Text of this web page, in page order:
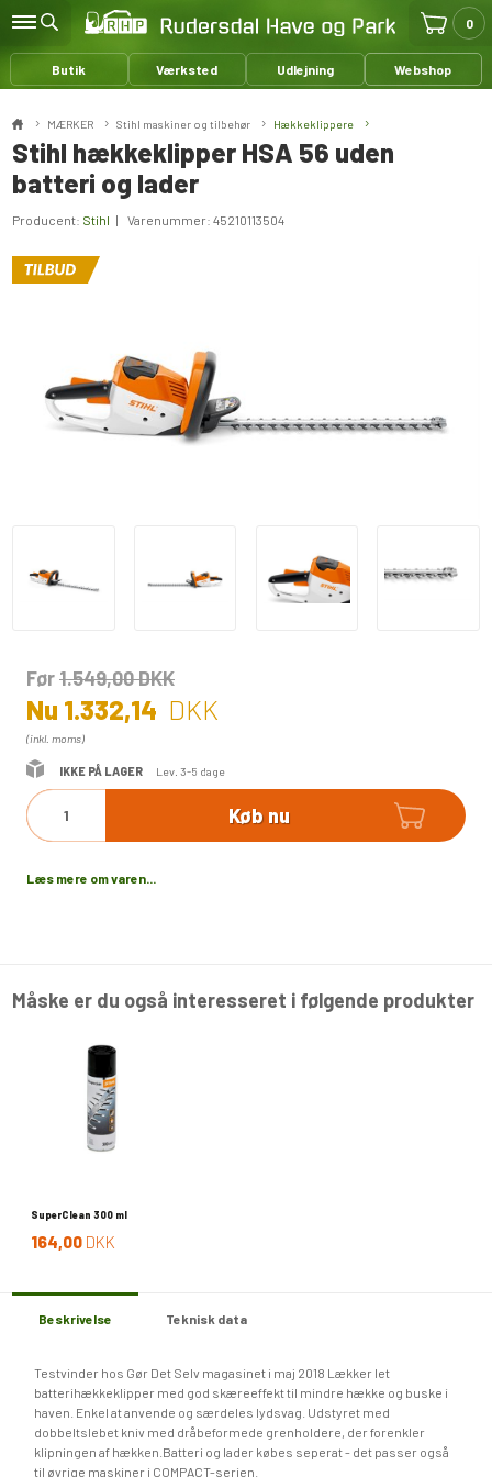
Butik Værksted Udlejning Webshop
0
MÆRKER Stihl maskiner og tilbehør Hækkeklippere
Stihl hækkeklipper HSA 56 uden
batteri og lader
Producent: Stihl | Varenummer:45210113504
Før1.549,00DKK
Nu 1.332,14 DKK
(inkl. moms)
IKKE PÅ LAGER Lev. 3-5 dage
Køb nu
Læs mere om varen...
Måske er du også interesseret i følgende produkter
SuperClean 300 ml
164,00 DKK
Beskrivelse Teknisk data
Testvinder hos Gør Det Selv magasinet i maj 2018 Lækker let
batterihækkeklipper med god skæreeffekt til mindre hække og buske i
haven. Enkel at anvende og særdeles lydsvag. Udstyret med
dobbeltslebet kniv med dråbeformede grenholdere, der forenkler
klipningen af hækken.Batteri og lader købes seperat - det passer også
til øvrige maskiner i COMPACT-serien.